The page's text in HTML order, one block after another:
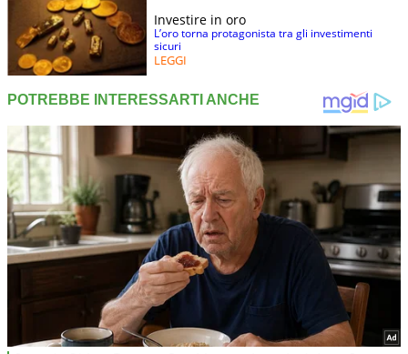
Investire in oro
L’oro torna protagonista tra gli investimenti
sicuri
LEGGI